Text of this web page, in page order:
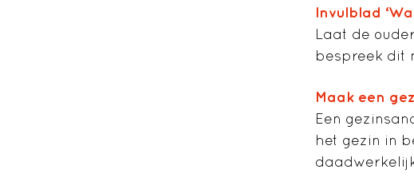
Invulblad
Laat de
bespreek dit
Maak een
Een
het gezin in